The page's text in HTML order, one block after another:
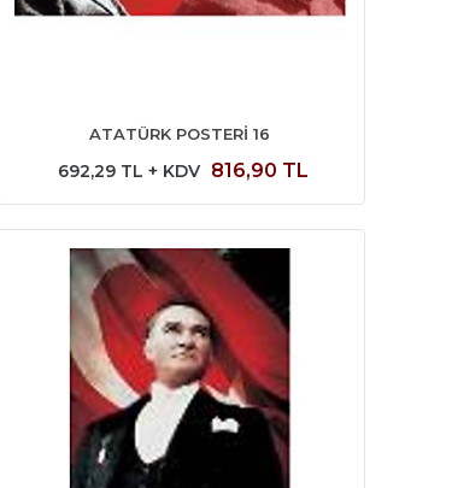
ATATÜRK POSTERİ 16
692,29 TL + KDV 816,90 TL